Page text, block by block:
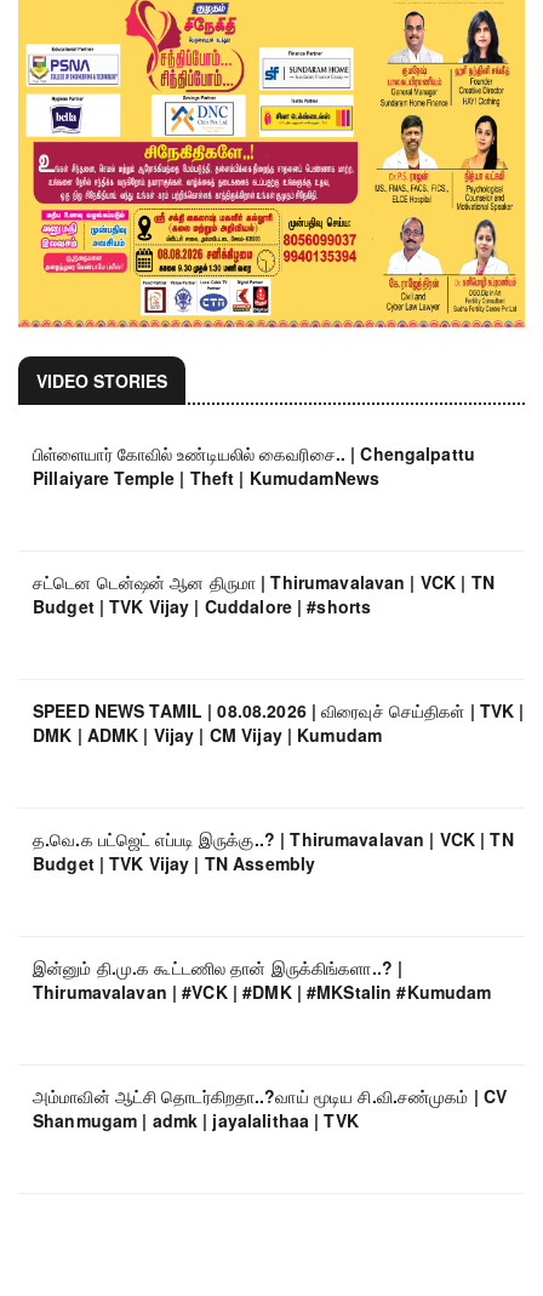
VIDEO STORIES
பிள்ளையார் கோவில் உண்டியலில் கைவரிசை.. | Chengalpattu
Pillaiyare Temple | Theft | KumudamNews
சட்டென டென்ஷன் ஆன திருமா | Thirumavalavan | VCK | TN
Budget | TVK Vijay | Cuddalore | #shorts
SPEED NEWS TAMIL | 08.08.2026 | விரைவுச் செய்திகள் | TVK |
DMK | ADMK | Vijay | CM Vijay | Kumudam
த.வெ.க பட்ஜெட் எப்படி இருக்கு..? | Thirumavalavan | VCK | TN
Budget | TVK Vijay | TN Assembly
இன்னும் தி.மு.க கூட்டணில தான் இருக்கிங்களா..? |
Thirumavalavan | #VCK | #DMK | #MKStalin #Kumudam
அம்மாவின் ஆட்சி தொடர்கிறதா..?வாய் மூடிய சி.வி.சண்முகம் | CV
Shanmugam | admk | jayalalithaa | TVK